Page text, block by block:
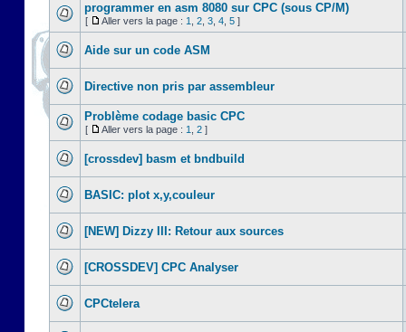
programmer en asm 8080 sur CPC (sous CP/M)
[ Aller vers la page : 1 2 3 4 5 ]
Aide sur un code ASM
Directive non pris par assembleur
Problème codage basic CPC
[ Aller vers la page : 1 2 ]
[crossdev] basm et bndbuild
BASIC: plot x,y,couleur
[NEW] Dizzy III: Retour aux sources
[CROSSDEV] CPC Analyser
CPCtelera